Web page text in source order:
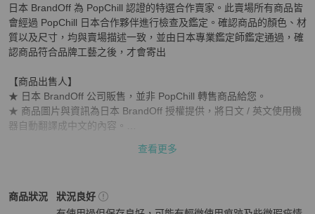
日本 BrandOff 為 PopChill 認證的特選合作賣家。此賣場所有商品皆
會經過 PopChill 日本合作夥伴進行檢查及鑑定。確認商品的顏色、材
質以及尺寸，均與賣場描述一致，並由日本專業鑑定師鑑定通過，確
認商品符合品牌工藝之後，才會寄出
【商品出售人】
★ 日本 BrandOff 公司販售，並非 PopChill 轉售商品給您。
★ 商品圖片與資訊為日本 BrandOff 授權提供，將日文 / 英文使用機
器自動翻譯成中文的內容。
顏色：白色 x 紅色 x 海軍藍
查看更多
商品狀況
Moncler男裝商品狀態與細節
狀況良好